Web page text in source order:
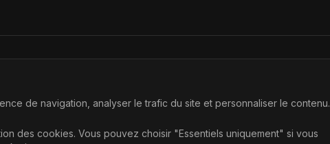
Accueil
Catégories
de navigation, analyser le trafic du site et personnaliser le contenu.
des cookies. Vous pouvez choisir "Essentiels uniquement" si vous